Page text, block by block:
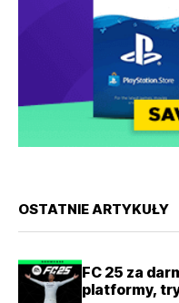
OSTATNIE ARTYKUŁY
FC 25 za
platformy,